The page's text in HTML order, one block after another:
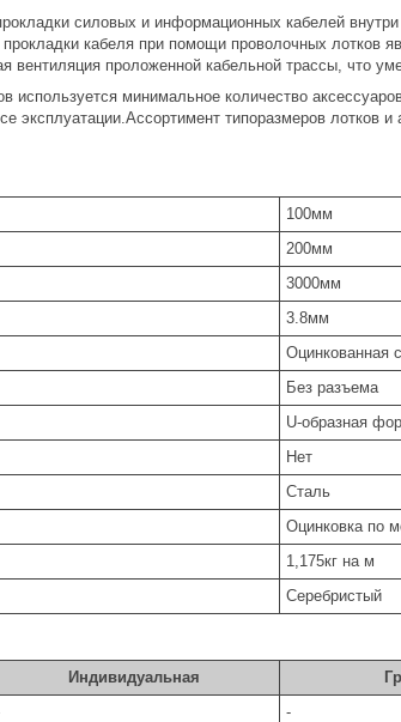
силовых и информационных кабелей
кабеля при помощи проволочных лотков
вентиляция проложенной кабельной трассы, что
используется минимальное количество
эксплуатации.Ассортимент типоразмеров
100мм
200мм
3000мм
3.8мм
Оцинкованная
Без разъема
U-образная
Нет
Сталь
Оцинковка по
1,175кг на м
Серебристый
Индивидуальная
-